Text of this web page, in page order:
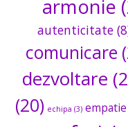
armonie
autenticitate
comunicare
dezvoltare
(20) echipa (3) empatie